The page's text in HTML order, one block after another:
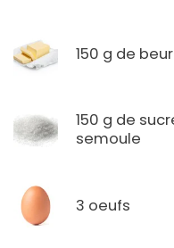
150 g de
150 g de
semoule
3 oeufs